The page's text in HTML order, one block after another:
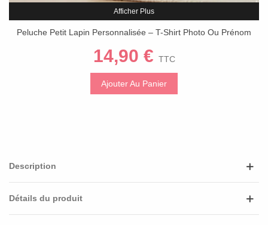
Afficher Plus
Peluche Petit Lapin Personnalisée – T-Shirt Photo Ou Prénom
14,90 € TTC
Ajouter Au Panier
Description
Détails du produit